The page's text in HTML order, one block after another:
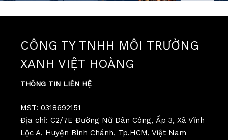
CÔNG TY TNHH MÔI TRƯỜNG
XANH VIỆT HOÀNG
THÔNG TIN LIÊN HỆ
MST: 0318692151
Địa chỉ: C2/7E Đường Nữ Dân Công, Ấp 3, Xã Vĩnh
Lộc A, Huyện Bình Chánh, Tp.HCM, Việt Nam